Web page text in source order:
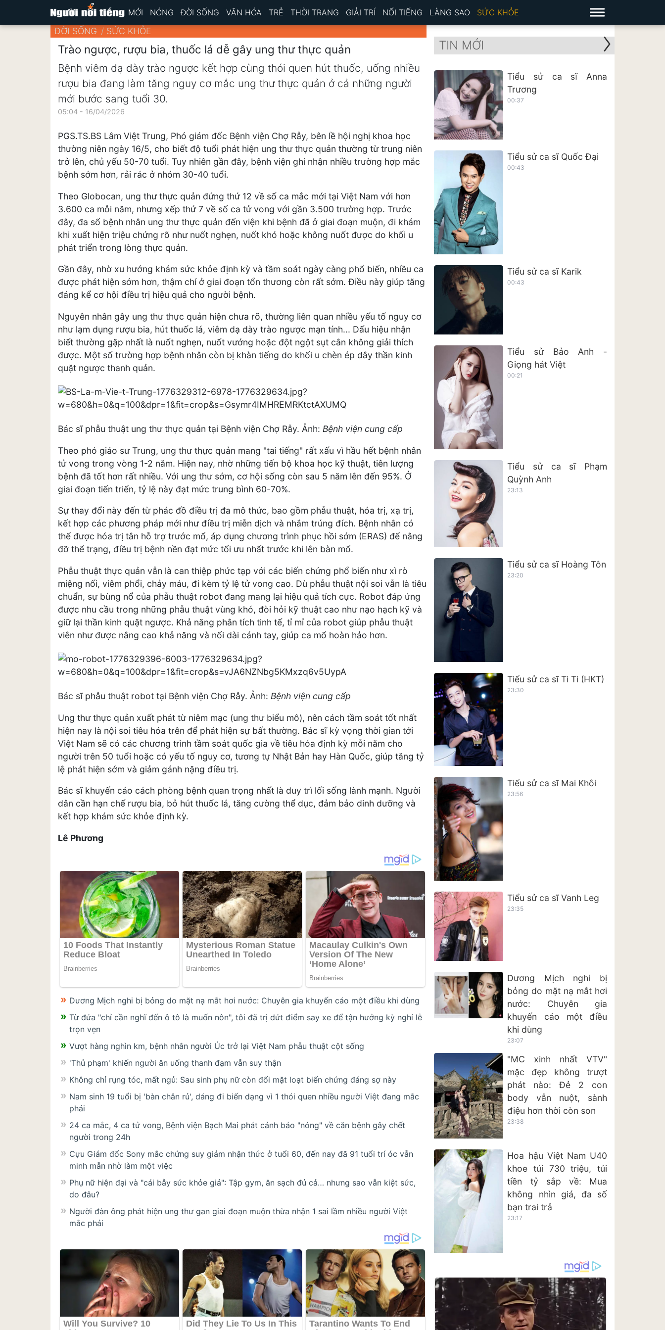
MỚI NÓNG ĐỜI SỐNG VĂN HÓA TRẺ THỜI TRANG GIẢI TRÍ NỔI TIẾNG LÀNG SAO SỨC KHỎE
ĐỜI SỐNG SỨC KHỎE
Trào ngược, rượu bia, thuốc lá dễ gây ung thư thực quản
Bệnh viêm dạ dày trào ngược kết hợp cùng thói quen hút thuốc, uống nhiều
rượu bia đang làm tăng nguy cơ mắc ung thư thực quản ở cả những người
mới bước sang tuổi 30.
05:04 - 16/04/2026
PGS.TS.BS Lâm Việt Trung, Phó giám đốc Bệnh viện Chợ Rẫy, bên lề hội nghị khoa học
thường niên ngày 16/5, cho biết độ tuổi phát hiện ung thư thực quản thường từ trung niên
trở lên, chủ yếu 50-70 tuổi. Tuy nhiên gần đây, bệnh viện ghi nhận nhiều trường hợp mắc
bệnh sớm hơn, rải rác ở nhóm 30-40 tuổi.
Theo Globocan, ung thư thực quản đứng thứ 12 về số ca mắc mới tại Việt Nam với hơn
3.600 ca mỗi năm, nhưng xếp thứ 7 về số ca tử vong với gần 3.500 trường hợp. Trước
đây, đa số bệnh nhân ung thư thực quản đến viện khi bệnh đã ở giai đoạn muộn, đi khám
khi xuất hiện triệu chứng rõ như nuốt nghẹn, nuốt khó hoặc không nuốt được do khối u
phát triển trong lòng thực quản.
Gần đây, nhờ xu hướng khám sức khỏe định kỳ và tầm soát ngày càng phổ biến, nhiều ca
được phát hiện sớm hơn, thậm chí ở giai đoạn tổn thương còn rất sớm. Điều này giúp tăng
đáng kể cơ hội điều trị hiệu quả cho người bệnh.
Nguyên nhân gây ung thư thực quản hiện chưa rõ, thường liên quan nhiều yếu tố nguy cơ
như lạm dụng rượu bia, hút thuốc lá, viêm dạ dày trào ngược mạn tính... Dấu hiệu nhận
biết thường gặp nhất là nuốt nghẹn, nuốt vướng hoặc đột ngột sụt cân không giải thích
được. Một số trường hợp bệnh nhân còn bị khàn tiếng do khối u chèn ép dây thần kinh
quặt ngược thanh quản.
Bác sĩ phẫu thuật ung thư thực quản tại Bệnh viện Chợ Rẫy. Ảnh: Bệnh viện cung cấp
Theo phó giáo sư Trung, ung thư thực quản mang "tai tiếng" rất xấu vì hầu hết bệnh nhân
tử vong trong vòng 1-2 năm. Hiện nay, nhờ những tiến bộ khoa học kỹ thuật, tiên lượng
bệnh đã tốt hơn rất nhiều. Với ung thư sớm, cơ hội sống còn sau 5 năm lên đến 95%. Ở
giai đoạn tiến triển, tỷ lệ này đạt mức trung bình 60-70%.
Sự thay đổi này đến từ phác đồ điều trị đa mô thức, bao gồm phẫu thuật, hóa trị, xạ trị,
kết hợp các phương pháp mới như điều trị miễn dịch và nhắm trúng đích. Bệnh nhân có
thể được hóa trị tân hỗ trợ trước mổ, áp dụng chương trình phục hồi sớm (ERAS) để nâng
đỡ thể trạng, điều trị bệnh nền đạt mức tối ưu nhất trước khi lên bàn mổ.
Phẫu thuật thực quản vẫn là can thiệp phức tạp với các biến chứng phổ biến như xì rò
miệng nối, viêm phổi, chảy máu, đi kèm tỷ lệ tử vong cao. Dù phẫu thuật nội soi vẫn là tiêu
chuẩn, sự bùng nổ của phẫu thuật robot đang mang lại hiệu quả tích cực. Robot đáp ứng
được nhu cầu trong những phẫu thuật vùng khó, đòi hỏi kỹ thuật cao như nạo hạch kỹ và
giữ lại thần kinh quặt ngược. Khả năng phân tích tinh tế, tỉ mỉ của robot giúp phẫu thuật
viên như được nâng cao khả năng và nối dài cánh tay, giúp ca mổ hoàn hảo hơn.
Bác sĩ phẫu thuật robot tại Bệnh viện Chợ Rẫy. Ảnh: Bệnh viện cung cấp
Ung thư thực quản xuất phát từ niêm mạc (ung thư biểu mô), nên cách tầm soát tốt nhất
hiện nay là nội soi tiêu hóa trên để phát hiện sự bất thường. Bác sĩ kỳ vọng thời gian tới
Việt Nam sẽ có các chương trình tầm soát quốc gia về tiêu hóa định kỳ mỗi năm cho
người trên 50 tuổi hoặc có yếu tố nguy cơ, tương tự Nhật Bản hay Hàn Quốc, giúp tăng tỷ
lệ phát hiện sớm và giảm gánh nặng điều trị.
Bác sĩ khuyến cáo cách phòng bệnh quan trọng nhất là duy trì lối sống lành mạnh. Người
dân cần hạn chế rượu bia, bỏ hút thuốc lá, tăng cường thể dục, đảm bảo dinh dưỡng và
kết hợp khám sức khỏe định kỳ.
Lê Phương
Dương Mịch nghi bị bỏng do mặt nạ mắt hơi nước: Chuyên gia khuyến cáo một điều khi dùng
Từ đứa "chỉ cần nghĩ đến ô tô là muốn nôn", tôi đã trị dứt điểm say xe để tận hưởng kỳ nghỉ lễ
trọn vẹn
Vượt hàng nghìn km, bệnh nhân người Úc trở lại Việt Nam phẫu thuật cột sống
'Thủ phạm' khiến người ăn uống thanh đạm vẫn suy thận
Không chỉ rụng tóc, mất ngủ: Sau sinh phụ nữ còn đối mặt loạt biến chứng đáng sợ này
Nam sinh 19 tuổi bị 'bàn chân rủ', dáng đi biến dạng vì 1 thói quen nhiều người Việt đang mắc
phải
24 ca mắc, 4 ca tử vong, Bệnh viện Bạch Mai phát cảnh báo "nóng" về căn bệnh gây chết
người trong 24h
Cựu Giám đốc Sony mắc chứng suy giảm nhận thức ở tuổi 60, đến nay đã 91 tuổi trí óc vẫn
minh mẫn nhờ làm một việc
Phụ nữ hiện đại và "cái bẫy sức khỏe giả": Tập gym, ăn sạch đủ cả… nhưng sao vẫn kiệt sức,
do đâu?
Người đàn ông phát hiện ung thư gan giai đoạn muộn thừa nhận 1 sai lầm nhiều người Việt
mắc phải
TIN MỚI
Tiểu sử ca sĩ Anna
Trương
00:37
Tiểu sử ca sĩ Quốc Đại
00:43
Tiểu sử ca sĩ Karik
00:43
Tiểu sử Bảo Anh -
Giọng hát Việt
00:21
Tiểu sử ca sĩ Phạm
Quỳnh Anh
23:13
Tiểu sử ca sĩ Hoàng Tôn
23:20
Tiểu sử ca sĩ Ti Ti (HKT)
23:30
Tiểu sử ca sĩ Mai Khôi
23:56
Tiểu sử ca sĩ Vanh Leg
23:35
Dương Mịch nghi bị
bỏng do mặt nạ mắt hơi
nước: Chuyên gia
khuyến cáo một điều
khi dùng
23:07
"MC xinh nhất VTV"
mặc đẹp không trượt
phát nào: Đẻ 2 con
body vẫn nuột, sành
điệu hơn thời còn son
23:38
Hoa hậu Việt Nam U40
khoe túi 730 triệu, túi
tiền tỷ sắp về: Mua
không nhìn giá, đa số
bạn trai trả
23:17